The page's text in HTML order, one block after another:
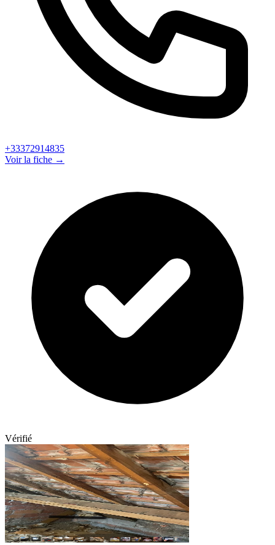
+33372914835
Voir la fiche →
Vérifié